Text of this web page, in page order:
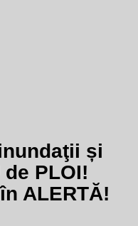
și
de PLOI!
ALERTĂ!